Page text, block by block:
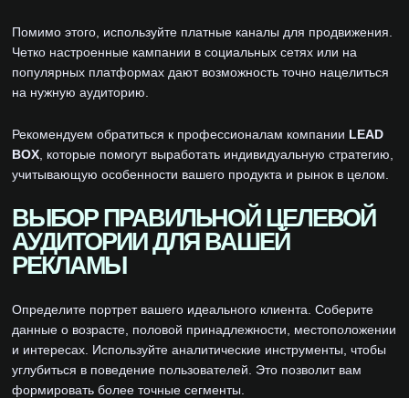
Помимо этого, используйте платные каналы для продвижения.
Четко настроенные кампании в социальных сетях или на
популярных платформах дают возможность точно нацелиться
на нужную аудиторию.
Рекомендуем обратиться к профессионалам компании LEAD
BOX , которые помогут выработать индивидуальную стратегию,
учитывающую особенности вашего продукта и рынок в целом.
ВЫБОР ПРАВИЛЬНОЙ ЦЕЛЕВОЙ
АУДИТОРИИ ДЛЯ ВАШЕЙ
РЕКЛАМЫ
Определите портрет вашего идеального клиента. Соберите
данные о возрасте, половой принадлежности, местоположении
и интересах. Используйте аналитические инструменты, чтобы
углубиться в поведение пользователей. Это позволит вам
формировать более точные сегменты.